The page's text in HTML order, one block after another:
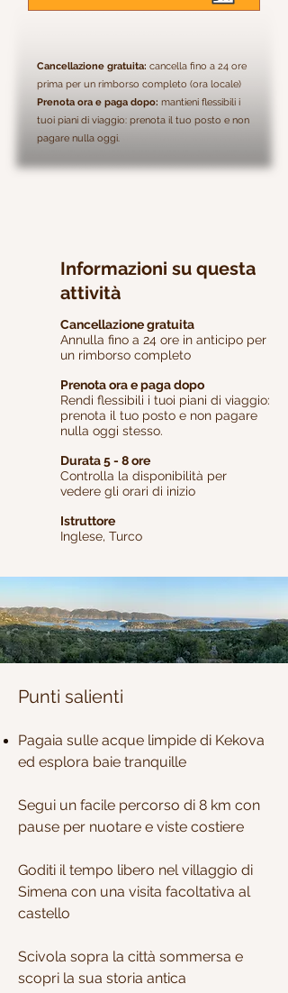
Cancellazione gratuita: cancella fino a 24 ore
prima per un rimborso completo (ora locale)
Prenota ora e paga dopo: mantieni flessibili i
tuoi piani di viaggio: prenota il tuo posto e non
pagare nulla oggi.
Informazioni su questa
attività
Cancellazione gratuita
Annulla fino a 24 ore in anticipo per
un rimborso completo
Prenota ora e paga dopo
Rendi flessibili i tuoi piani di viaggio:
prenota il tuo posto e non pagare
nulla oggi stesso.
Durata 5 - 8 ore
Controlla la disponibilità per
vedere gli orari di inizio
Istruttore
Inglese, Turco
Punti salienti
Pagaia sulle acque limpide di Kekova
ed esplora baie tranquille
Segui un facile percorso di 8 km con
pause per nuotare e viste costiere
Goditi il tempo libero nel villaggio di
Simena con una visita facoltativa al
castello
Scivola sopra la città sommersa e
scopri la sua storia antica